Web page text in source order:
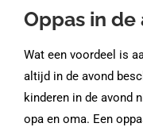
Oppas in de
Wat een voordeel is
altijd in de avond
kinderen in de avond
opa en oma. Een